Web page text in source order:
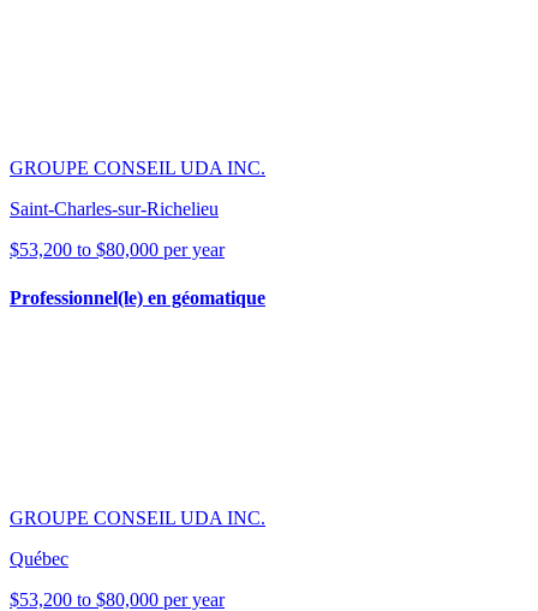
GROUPE CONSEIL UDA INC.
Saint-Charles-sur-Richelieu
$53,200 to $80,000 per year
Professionnel(le) en géomatique
GROUPE CONSEIL UDA INC.
Québec
$53,200 to $80,000 per year